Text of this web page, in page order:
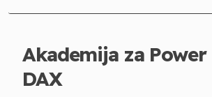
Akademija za
DAX